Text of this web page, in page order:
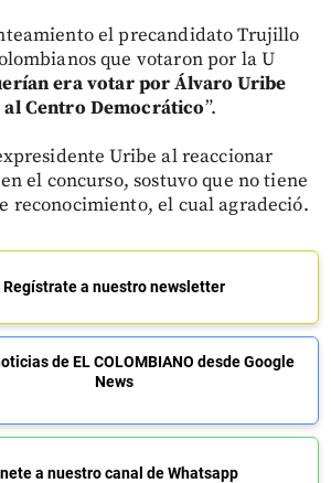
el precandidato Trujillo
que votaron por la U
era votar por Álvaro Uribe
Centro Democrático”.
Uribe al reaccionar
el concurso, sostuvo que no tiene
reconocimiento, el cual agradeció.
Regístrate a nuestro newsletter
de EL COLOMBIANO desde Google
News
a nuestro canal de Whatsapp